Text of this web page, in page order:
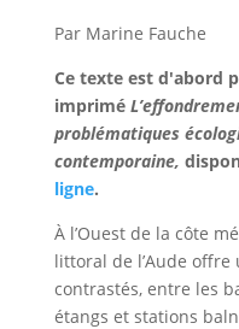
Par Marine Fauche
Ce texte est d'abord
imprimé
problématiques
contemporaine,
ligne.
À l’Ouest de la côte
littoral de l’Aude offre
contrastés, entre les
étangs et stations